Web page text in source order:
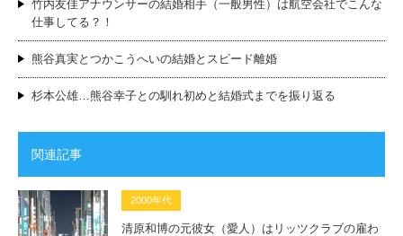
竹内友佳アナウンサーの結婚相手（一般男性）は航空会社でこんな
仕事してる？！
熊谷真実とつかこうへいの結婚とスピード離婚
杉本公雄…熊谷幸子との馴れ初めと結婚式までを振り返る
関連記事
2000年代
清原和博の元彼女（愛人）はリッツクラブの雇わ